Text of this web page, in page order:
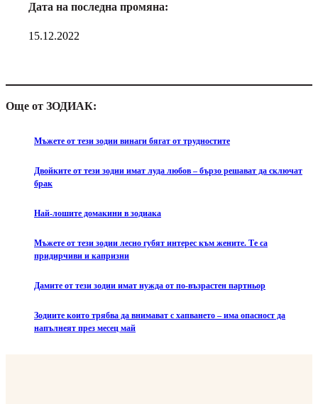
Дата на последна промяна:
15.12.2022
Още от ЗОДИАК:
Мъжете от тези зодии винаги бягат от трудностите
Двойките от тези зодии имат луда любов – бързо решават да сключат
брак
Най-лошите домакини в зодиака
Мъжете от тези зодии лесно губят интерес към жените. Те са
придирчиви и капризни
Дамите от тези зодии имат нужда от по-възрастен партньор
Зодиите които трябва да внимават с хапването – има опасност да
напълнеят през месец май